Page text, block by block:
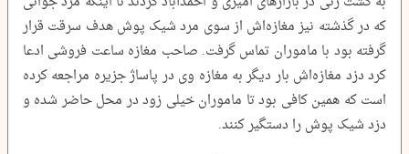
که در گذشته نیز مغازه‌اش از سوی مرد شیک پوش هدف سرقت قرار
گرفته بود با ماموران تماس گرفت. صاحب مغازه ساعت فروشی ادعا
کرد دزد مغازه‌اش بار دیگر به مغازه وی در پاساژ جزیره مراجعه کرده
است که همین کافی بود تا ماموران خیلی زود در محل حاضر شده و
دزد شیک پوش را دستگیر کنند.